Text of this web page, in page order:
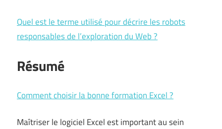
Quel est le terme utilisé pour décrire les robots
responsables de l’exploration du Web ?
Résumé
Comment choisir la bonne formation Excel ?
Maîtriser le logiciel Excel est important au sein